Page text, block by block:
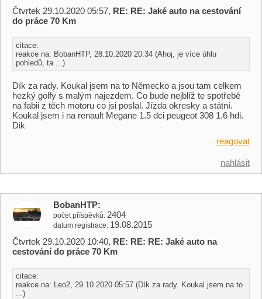
Čtvrtek 29.10.2020 05:57, RE: RE: Jaké auto na cestování
do práce 70 Km
citace:
reakce na: BobanHTP, 28.10.2020 20:34 (Ahoj, je více úhlu
pohledů, ta ...)
Dík za rady. Koukal jsem na to Německo a jsou tam celkem
hezký golfy s malým najezdem. Co bude nejblíž te spotřebě
na fabii z těch motoru co jsi poslal. Jízda okresky a státní.
Koukal jsem i na renault Megane 1.5 dci peugeot 308 1.6 hdi.
Dik
reagovat
nahlásit
BobanHTP
počet příspěvků 2404
datum registrace 19.08.2015
Čtvrtek 29.10.2020 10:40, RE: RE: RE: Jaké auto na
cestování do práce 70 Km
citace:
reakce na: Leo2, 29.10.2020 05:57 (Dík za rady. Koukal jsem na to
...)